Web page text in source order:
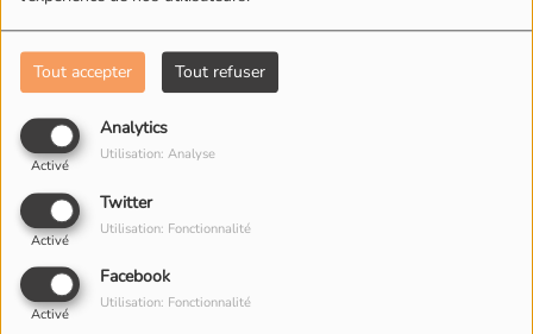
Tout accepter Tout refuser
Analytics
Activé
Utilisation: Analyse
Twitter
Activé
Utilisation: Fonctionnalité
Facebook
Activé
Utilisation: Fonctionnalité